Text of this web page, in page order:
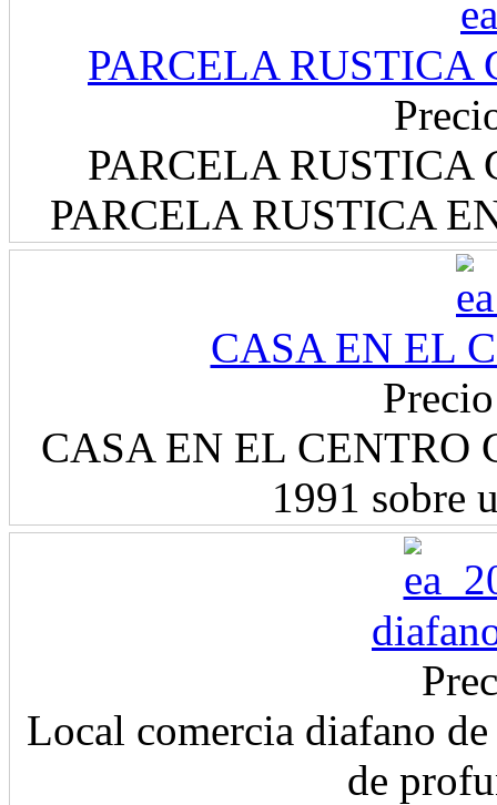
PARCELA RUSTICA
PARCELA RUSTICA
PARCELA RUSTICA
CASA EN EL
CASA EN EL CENTRO
1991 sobre
Local comercia diafano
de